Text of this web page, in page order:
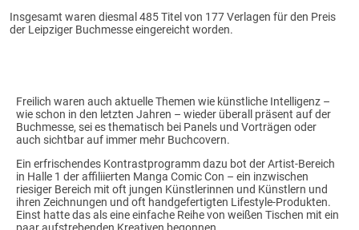
Insgesamt waren diesmal 485 Titel von 177 Verlagen für den Preis
der Leipziger Buchmesse eingereicht worden.
Freilich waren auch aktuelle Themen wie künstliche Intelligenz –
wie schon in den letzten Jahren – wieder überall präsent auf der
Buchmesse, sei es thematisch bei Panels und Vorträgen oder
auch sichtbar auf immer mehr Buchcovern.
Ein erfrischendes Kontrastprogramm dazu bot der Artist-Bereich
in Halle 1 der affiliierten Manga Comic Con – ein inzwischen
riesiger Bereich mit oft jungen Künstlerinnen und Künstlern und
ihren Zeichnungen und oft handgefertigten Lifestyle-Produkten.
Einst hatte das als eine einfache Reihe von weißen Tischen mit ein